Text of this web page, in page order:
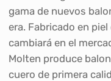
gama de nuevos
era. Fabricado en
cambiará en el
Molten produce
cuero de primera